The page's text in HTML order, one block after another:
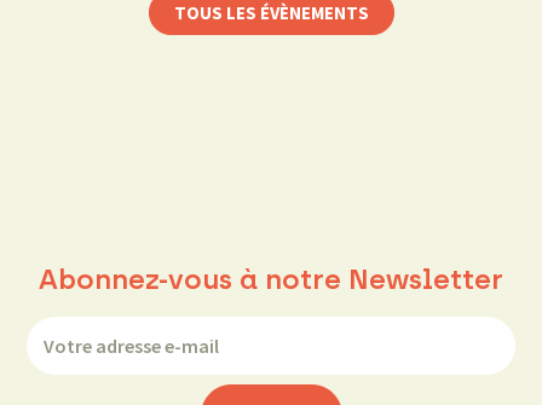
TOUS LES ÉVÈNEMENTS
Abonnez-vous à notre Newsletter